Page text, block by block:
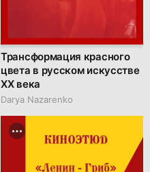
Трансформация красного
цвета в русском искусстве
XX века
Darya Nazarenko